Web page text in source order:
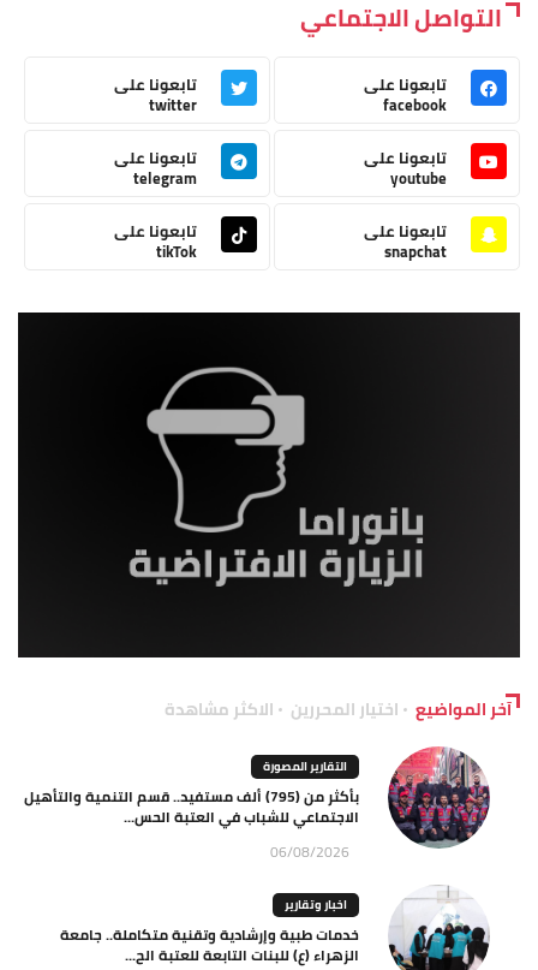
التواصل الاجتماعي
تابعونا على
facebook
تابعونا على
twitter
تابعونا على
youtube
تابعونا على
telegram
تابعونا على
snapchat
تابعونا على
tikTok
آخر المواضيع اختيار المحررين الاكثر مشاهدة
التقارير المصورة
بأكثر من (795) ألف مستفيد.. قسم التنمية والتأهيل
الاجتماعي للشباب في العتبة الحس...
06/08/2026
اخبار وتقارير
خدمات طبية وإرشادية وتقنية متكاملة.. جامعة
الزهراء (ع) للبنات التابعة للعتبة الح...